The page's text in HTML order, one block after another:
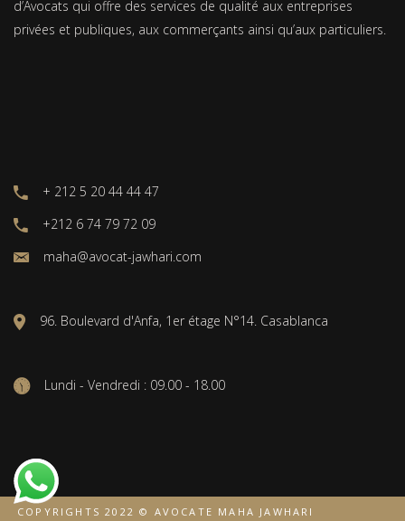
d’Avocats qui offre des services de qualité aux entreprises
privées et publiques, aux commerçants ainsi qu’aux particuliers.
+ 212 5 20 44 44 47
+212 6 74 79 72 09
maha@avocat-jawhari.com
96. Boulevard d'Anfa, 1er étage N°14. Casablanca
Lundi - Vendredi : 09.00 - 18.00
COPYRIGHTS 2022 © AVOCATE MAHA JAWHARI